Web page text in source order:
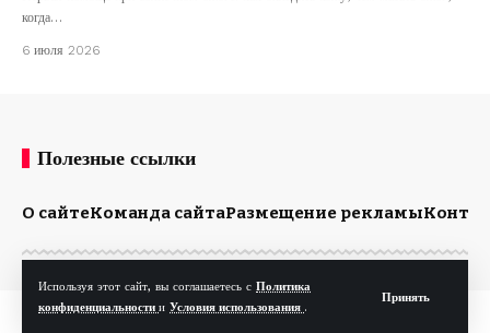
Используя этот сайт, вы соглашаетесь с Политика
конфиденциальности и Условия использования .
Принять
когда…
6 июля 2026
Полезные ссылки
О сайтеКоманда сайтаРазмещение рекламы
© Kp.md. Все права защищены.